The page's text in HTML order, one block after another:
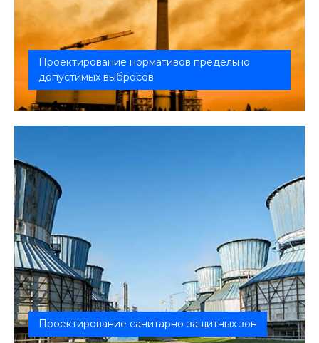
Проектирование нормативов предельно
допустимых выбросов
Проект ПДВ понадобится, если на предприятии
Проектирование санитарно-защитных зон